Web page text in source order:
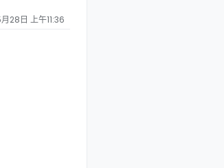
28日 上午11:36